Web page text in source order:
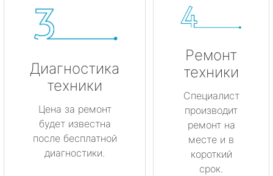
Диагностика
техники
Цена за ремонт
будет известна
после бесплатной
диагностики.
Ремонт
техники
Специалист
производит
ремонт на
месте и в
короткий
срок.